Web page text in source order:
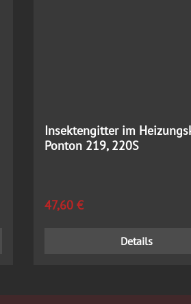
Insektengitter im
Ponton 219, 220S
Regulärer Preis:
47,60 €
Details